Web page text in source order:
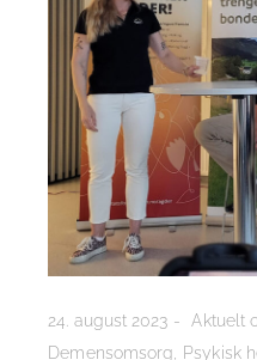
24. august 2023 Aktuelt
Demensomsorg
Psykisk